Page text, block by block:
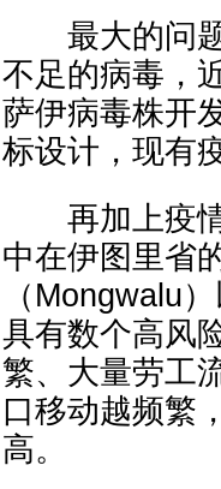
最大的问题
不足的病毒，
萨伊病毒株开
标设计，现有
再加上疫情
中在伊图里省
（Mongwalu
具有数个高风
繁、大量劳工
口移动越频繁
高。